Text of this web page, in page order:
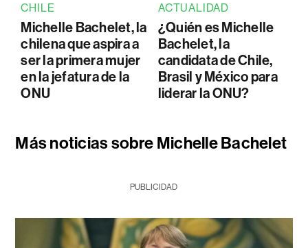
CHILE
Michelle Bachelet, la
chilena que aspira a
ser la primera mujer
en la jefatura de la
ONU
ACTUALIDAD
¿Quién es Michelle
Bachelet, la
candidata de Chile,
Brasil y México para
liderar la ONU?
Más noticias sobre Michelle Bachelet
PUBLICIDAD